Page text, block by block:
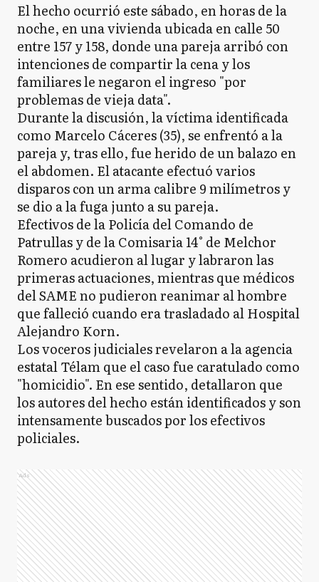
El hecho ocurrió este sábado, en horas de la
noche, en una vivienda ubicada en calle 50
entre 157 y 158, donde una pareja arribó con
intenciones de compartir la cena y los
familiares le negaron el ingreso "por
problemas de vieja data".
Durante la discusión, la víctima identificada
como Marcelo Cáceres (35), se enfrentó a la
pareja y, tras ello, fue herido de un balazo en
el abdomen. El atacante efectuó varios
disparos con un arma calibre 9 milímetros y
se dio a la fuga junto a su pareja.
Efectivos de la Policía del Comando de
Patrullas y de la Comisaria 14° de Melchor
Romero acudieron al lugar y labraron las
primeras actuaciones, mientras que médicos
del SAME no pudieron reanimar al hombre
que falleció cuando era trasladado al Hospital
Alejandro Korn.
Los voceros judiciales revelaron a la agencia
estatal Télam que el caso fue caratulado como
"homicidio". En ese sentido, detallaron que
los autores del hecho están identificados y son
intensamente buscados por los efectivos
policiales.
Ads